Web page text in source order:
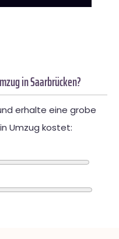
in Saarbrücken?
erhalte eine grobe
Umzug kostet: